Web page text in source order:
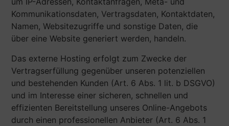
Kommunikationsdaten, Vertragsdaten, Kontaktdaten,
Namen, Websitezugriffe und sonstige Daten, die
über eine Website generiert werden, handeln.
Das externe Hosting erfolgt zum Zwecke der
Vertragserfüllung gegenüber unseren potenziellen
und bestehenden Kunden (Art. 6 Abs. 1 lit. b DSGVO)
und im Interesse einer sicheren, schnellen und
effizienten Bereitstellung unseres Online-Angebots
durch einen professionellen Anbieter (Art. 6 Abs. 1